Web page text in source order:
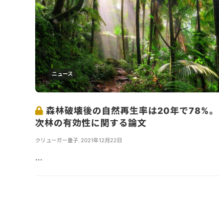
ニュース
森林破壊後の自然再生率は20年で78%
次林の有効性に関する論文
クリューガー量子 2021年12月22日
...